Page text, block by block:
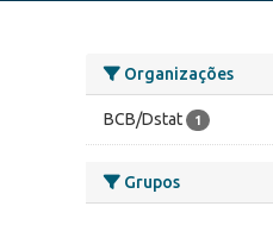
Organizações
BCB/Dstat 1
Grupos